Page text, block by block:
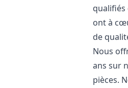
qualifiés
ont à
de
Nous
ans sur
pièces.